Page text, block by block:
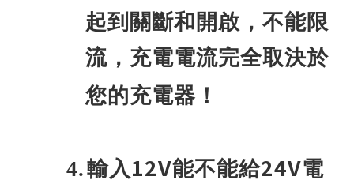
起到關斷和開啟，不能限
流，充電電流完全取決於
您的充電器！
4.輸入12V能不能給24V電